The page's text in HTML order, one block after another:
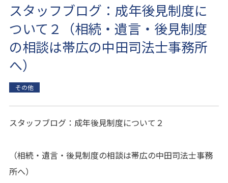
スタッフブログ：成年後見制度に
ついて２（相続・遺言・後見制度
の相談は帯広の中田司法士事務所
へ）
その他
スタッフブログ：成年後見制度について２
（相続・遺言・後見制度の相談は帯広の中田司法士事務
所へ）